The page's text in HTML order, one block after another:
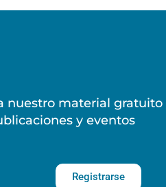
nuestro material
y eventos
Registrarse